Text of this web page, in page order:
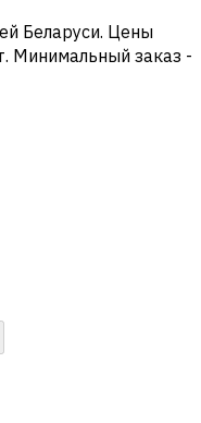
Беларуси. Цены
Минимальный заказ -